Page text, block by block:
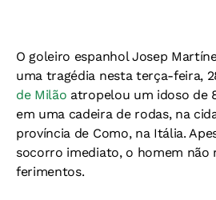
O goleiro espanhol Josep
uma tragédia nesta terça-feira,
de Milão atropelou um idoso de
em uma cadeira de rodas, na
província de Como, na Itália.
socorro imediato, o homem não
ferimentos.